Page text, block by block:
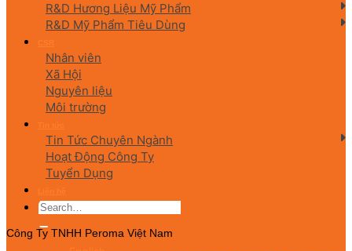
R&D Hương Liệu Mỹ Phẩm
R&D Mỹ Phẩm Tiêu Dùng
Nhân viên
Xã Hội
Nguyên liệu
Môi trường
Tin Tức Chuyên Ngành
Hoạt Động Công Ty
Tuyển Dụng
Công Ty TNHH Peroma Việt Nam